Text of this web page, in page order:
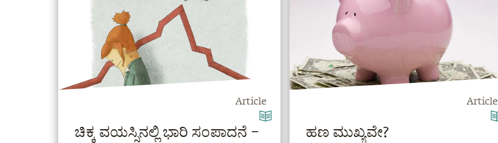
Article
ಚಿಕ್ಕ ವಯಸ್ಸಿನಲ್ಲಿ ಭಾರಿ ಸಂಪಾದನೆ –
Article
ಹಣ ಮುಖ್ಯವೇ?